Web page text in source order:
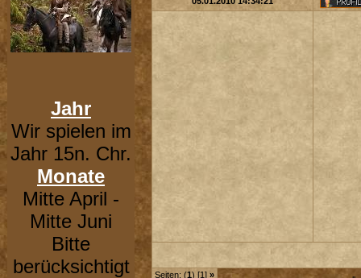
Jahr
Wir spielen im
Jahr 15n. Chr.
Monate
Mitte April -
Mitte Juni
Bitte
berücksichtigt
Seiten: (1) [1] »